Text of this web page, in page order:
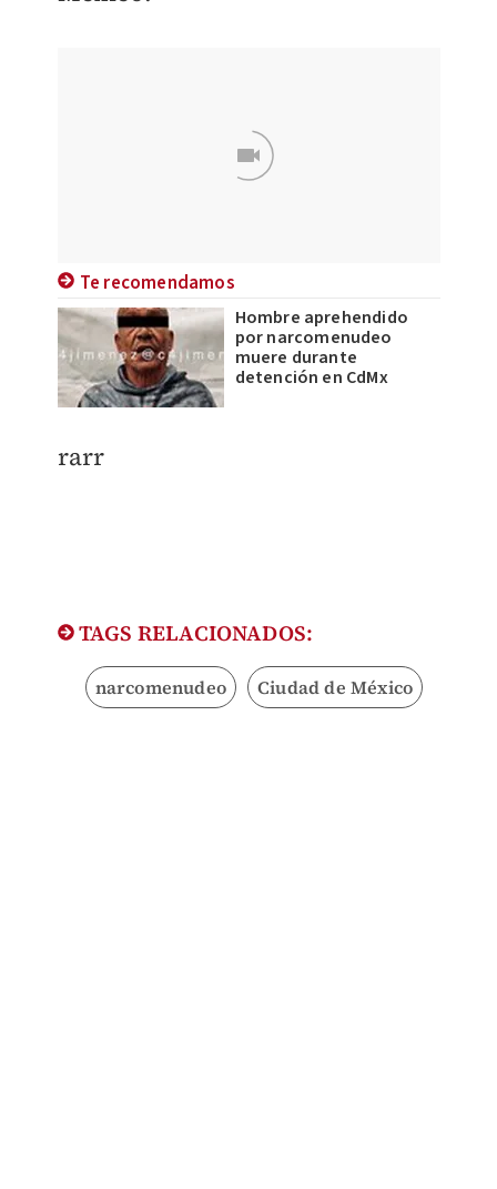
Te recomendamos
Hombre aprehendido
por narcomenudeo
muere durante
detención en CdMx
rarr
TAGS RELACIONADOS:
narcomenudeo Ciudad de México